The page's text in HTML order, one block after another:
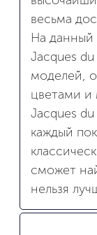
весьма
На
Jacques
моделей,
цветами
Jacques
каждый
сможет
нельзя